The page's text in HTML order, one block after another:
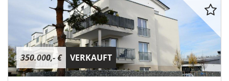
350.000,- € VERKAUFT